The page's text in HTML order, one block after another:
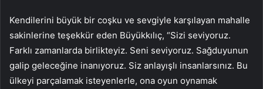
Kendilerini büyük bir coşku ve sevgiyle karşılayan mahalle
sakinlerine teşekkür eden Büyükkılıç, “Sizi seviyoruz.
Farklı zamanlarda birlikteyiz. Seni seviyoruz. Sağduyunun
galip geleceğine inanıyoruz. Siz anlayışlı insanlarsınız. Bu
ülkeyi parçalamak isteyenlerle, ona oyun oynamak